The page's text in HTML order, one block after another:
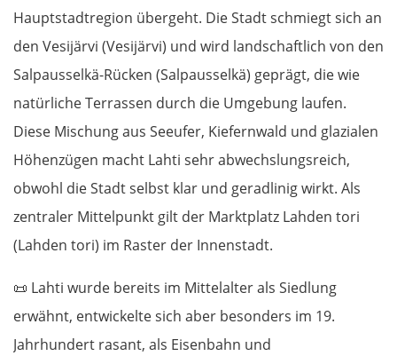
Hauptstadtregion übergeht. Die Stadt schmiegt sich an
den Vesijärvi (Vesijärvi) und wird landschaftlich von den
Salpausselkä-Rücken (Salpausselkä) geprägt, die wie
natürliche Terrassen durch die Umgebung laufen.
Diese Mischung aus Seeufer, Kiefernwald und glazialen
Höhenzügen macht Lahti sehr abwechslungsreich,
obwohl die Stadt selbst klar und geradlinig wirkt. Als
zentraler Mittelpunkt gilt der Marktplatz Lahden tori
(Lahden tori) im Raster der Innenstadt.
📜 Lahti wurde bereits im Mittelalter als Siedlung
erwähnt, entwickelte sich aber besonders im 19.
Jahrhundert rasant, als Eisenbahn und
OSTROUTE
Estland
Tallinn
Rapla
Lettland